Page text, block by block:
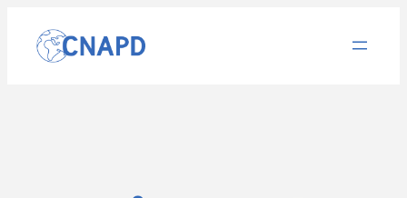
contenu